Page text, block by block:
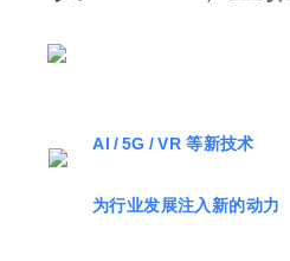
AI / 5G / VR 等新技术
为行业发展注入新的动力